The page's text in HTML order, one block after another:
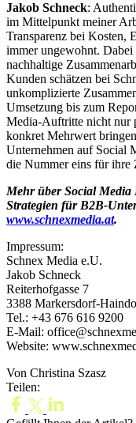
Jakob Schneck:
im Mittelpunkt meiner
Transparenz bei Kosten,
immer ungewohnt.
nachhaltige
Kunden schätzen bei
unkomplizierte
Umsetzung bis zum
Media-Auftritte nicht nur
konkret Mehrwert
Unternehmen auf Social
die Nummer eins für ihre
Mehr über Social
Strategien für B2B-
www.schnexmedia.at.
Impressum:
Schnex Media e.U.
Jakob Schneck
Reiterhofgasse 7
3388 Markersdorf-
Tel.: +43 676 616 9200
E-Mail:
Website:
Von Christina Szasz
Teilen: